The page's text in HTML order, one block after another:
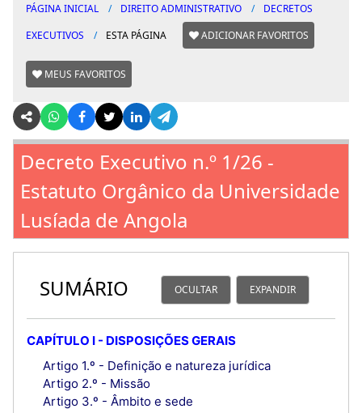
PÁGINA INICIAL DIREITO ADMINISTRATIVO
DECRETOS
EXECUTIVOS
ESTA PÁGINA ADICIONAR FAVORITOS
MEUS FAVORITOS
Decreto Executivo n.º 1/26 -
Estatuto Orgânico da Universidade
Lusíada de Angola
SUMÁRIO OCULTAR EXPANDIR
CAPÍTULO I - DISPOSIÇÕES GERAIS
Artigo 1.º - Definição e natureza jurídica
Artigo 2.º - Missão
Artigo 3.º - Âmbito e sede